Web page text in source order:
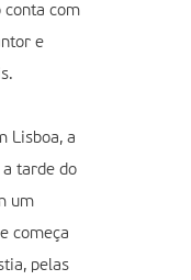
conta com
e
Lisboa, a
tarde do
um
começa
pelas